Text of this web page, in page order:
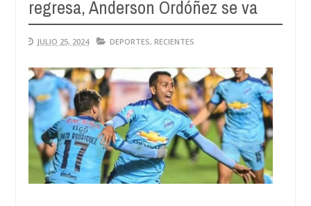
regresa, Anderson Ordóñez se va
JULIO 25, 2024 DEPORTES, RECIENTES